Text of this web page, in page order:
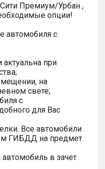
Премиум/Урбан ,
опции!
автомобиля с
при
на
свете;
с
для Вас
Все автомобили
ГИБДД на предмет
в зачет